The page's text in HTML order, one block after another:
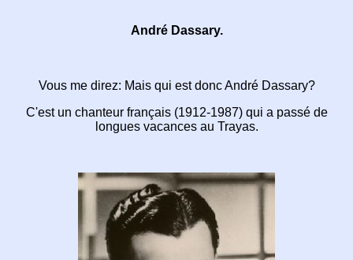
André Dassary.
Vous me direz: Mais qui est donc André Dassary?
C'est un chanteur français (1912-1987) qui a passé de
longues vacances au Trayas.